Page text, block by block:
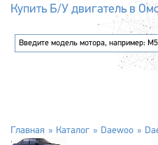
Купить Б/У двигатель в
Главная Каталог Daewoo